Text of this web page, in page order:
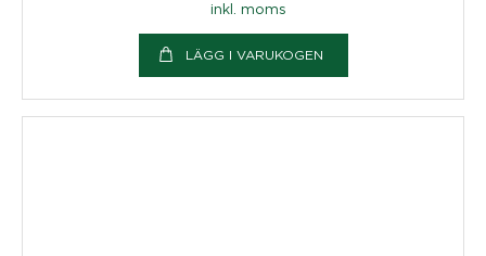
inkl. moms
LÄGG I VARUKOGEN